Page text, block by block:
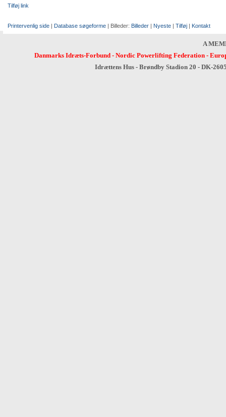
Tilføj link
Printervenlig side | Database søgeforme | Billeder: Billeder | Nyeste | Tilføj | Kontakt
A
Danmarks Idræts-Forbund- Nordic Powerlifting Federation-
Idrættens Hus - Brøndby Stadion 20 - DK-